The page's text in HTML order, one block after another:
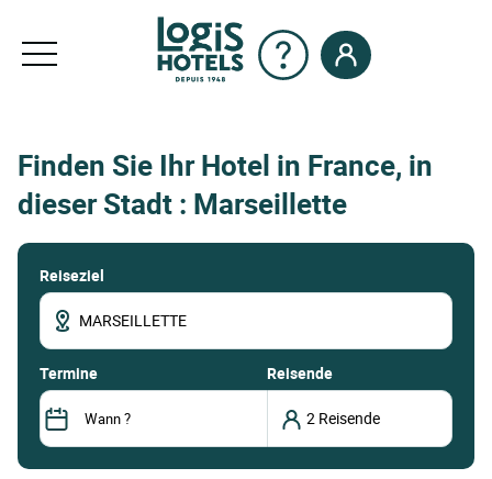
Finden Sie Ihr Hotel in France, in
dieser Stadt : Marseillette
Reiseziel
termine Reisende